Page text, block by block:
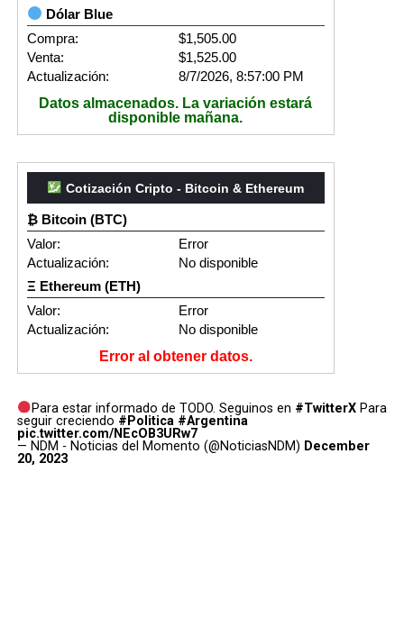
Dólar Blue
Compra:
$1,505.00
Venta:
$1,525.00
Actualización:
8/7/2026, 8:57:00 PM
Datos almacenados. La variación estará
disponible mañana.
Cotización Cripto - Bitcoin & Ethereum
₿ Bitcoin (BTC)
Valor:
Error
Actualización:
No disponible
Ξ Ethereum (ETH)
Valor:
Error
Actualización:
No disponible
Error al obtener datos.
Para estar informado de TODO. Seguinos en #TwitterX Para
seguir creciendo #Politica #Argentina
pic.twitter.com/NEcOB3URw7
— NDM - Noticias del Momento (@NoticiasNDM) December
20, 2023